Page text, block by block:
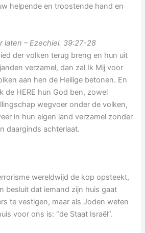
helpende en troostende hand en
laten – Ezechiel. 39:27-28
der volken terug breng en hun uit
verzamel, dan zal Ik Mij voor
aan hen de Heilige betonen. En
de HERE hun God ben, zowel
wegvoer onder de volken,
in hun eigen land verzamel zonder
daarginds achterlaat.
wereldwijd de kop opsteekt,
besluit dat iemand zijn huis gaat
te vestigen, maar als Joden weten
voor ons is: “de Staat Israël”.